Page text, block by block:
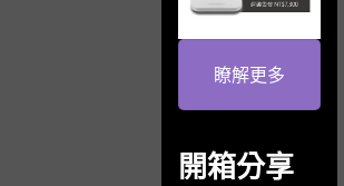
瞭解更多
開箱分享